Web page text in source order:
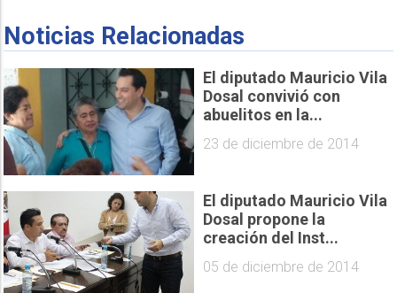
Noticias Relacionadas
El diputado Mauricio Vila
Dosal convivió con
abuelitos en la...
23 de diciembre de 2014
El diputado Mauricio Vila
Dosal propone la
creación del Inst...
05 de diciembre de 2014